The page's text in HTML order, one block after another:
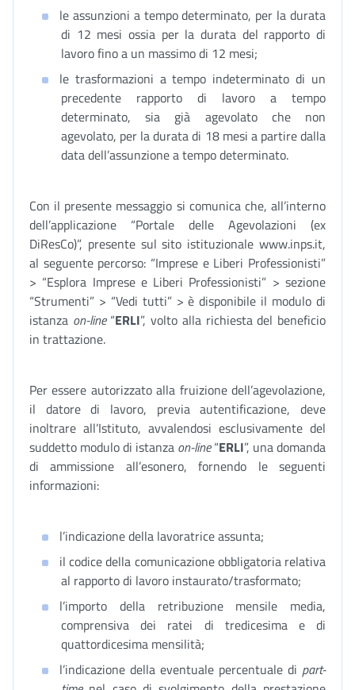
le assunzioni a tempo determinato, per la durata
di 12 mesi ossia per la durata del rapporto di
lavoro fino a un massimo di 12 mesi;
le trasformazioni a tempo indeterminato di un
precedente rapporto di lavoro a tempo
determinato, sia già agevolato che non
agevolato, per la durata di 18 mesi a partire dalla
data dell’assunzione a tempo determinato.
Con il presente messaggio si comunica che, all’interno
dell’applicazione “Portale delle Agevolazioni (ex
DiResCo)”, presente sul sito istituzionale www.inps.it,
al seguente percorso: “Imprese e Liberi Professionisti”
> “Esplora Imprese e Liberi Professionisti” > sezione
“Strumenti” > “Vedi tutti” > è disponibile il modulo di
istanza on-line“ERLI”, volto alla richiesta del beneficio
in trattazione.
Per essere autorizzato alla fruizione dell’agevolazione,
il datore di lavoro, previa autentificazione, deve
inoltrare all’Istituto, avvalendosi esclusivamente del
suddetto modulo di istanza on-line“ERLI”, una domanda
di ammissione all’esonero, fornendo le seguenti
informazioni:
l’indicazione della lavoratrice assunta;
il codice della comunicazione obbligatoria relativa
al rapporto di lavoro instaurato/trasformato;
l’importo della retribuzione mensile media,
comprensiva dei ratei di tredicesima e di
quattordicesima mensilità;
l’indicazione della eventuale percentuale di part-